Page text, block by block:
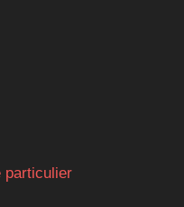
particulier